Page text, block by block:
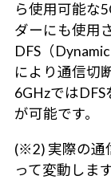
ら使用可能な
ダーにも使用
DFS（
により通信切
6GHzでは
が可能です。
(※2) 実際の通
って変動します